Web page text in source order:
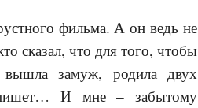
фильма. А он ведь не
сказал, что для того, чтобы
вышла замуж, родила двух
пишет… И мне – забытому